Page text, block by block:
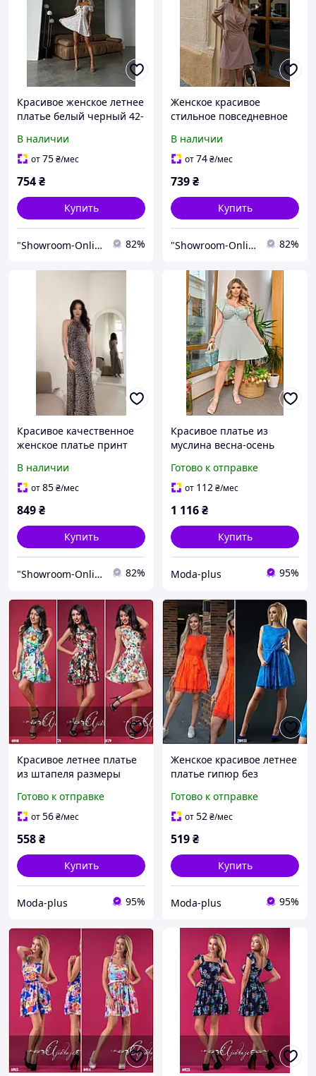
Красивое женское летнее
платье белый черный 42-
В наличии
от75₴/мес
754₴
Купить
"Showroom-Online": Тысячи образов – один клик! 82%
Женское красивое
стильное повседневное
бежевого малинового
цвета 42-46,48-52
В наличии
от74₴/мес
739₴
Купить
"Showroom-Online": Тысячи образов – один клик! 82%
Красивое качественное
женское платье принт
В наличии
от85₴/мес
849₴
Купить
"Showroom-Online": Тысячи образов – один клик! 82%
Красивое платье из
муслина весна-осень
Готово к отправке
от 112₴/мес
1 116₴
Купить
Moda-plus 95%
Красивое летнее платье
из штапеля размеры
Готово к отправке
от56₴/мес
558₴
Купить
Moda-plus 95%
Женское красивое летнее
платье гипюр без
Готово к отправке
от52₴/мес
519₴
Купить
Moda-plus 95%